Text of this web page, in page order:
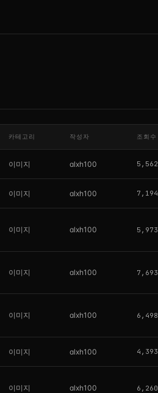
카테고리 작성자 조회수
이미지 alxh100 5,562
이미지 alxh100 7,194
이미지 alxh100 5,973
이미지 alxh100 7,693
이미지 alxh100 6,498
이미지 alxh100 4,393
이미지 alxh100 6,260